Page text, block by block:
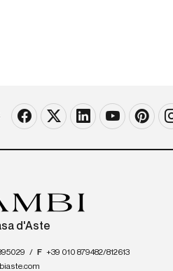
d'Aste
/ F +39 010 879482/812613